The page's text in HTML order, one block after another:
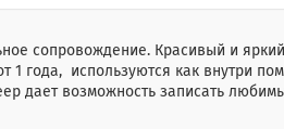
сопровождение. Красивый и
1 года, используются как внутри
дает возможность записать